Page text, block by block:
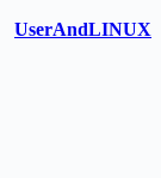
UserAndLINUX